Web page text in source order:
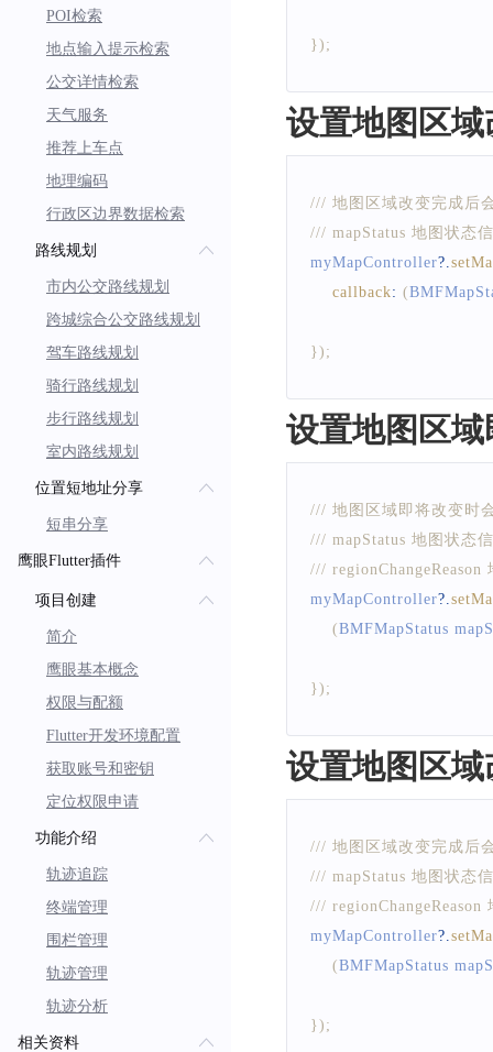
POI检索
地点输入提示检索
公交详情检索
天气服务
推荐上车点
地理编码
行政区边界数据检索
路线规划
市内公交路线规划
跨城综合公交路线规划
驾车路线规划
骑行路线规划
步行路线规划
室内路线规划
位置短地址分享
短串分享
鹰眼Flutter插件
项目创建
简介
鹰眼基本概念
权限与配额
Flutter开发环境配置
获取账号和密钥
定位权限申请
功能介绍
轨迹追踪
终端管理
围栏管理
轨迹管理
轨迹分析
相关资料
}) ;
设置地图区
/// 地图区域改变完成后
/// mapStatus 地图状态
myMapController?.
callback: (
}) ;
设置地图区
/// 地图区域即将改变时
/// mapStatus 地图状态
/// regionChangeReason
myMapController?.
(BMFMapStatus
}) ;
设置地图区
/// 地图区域改变完成后
/// mapStatus 地图状态
/// regionChangeReason
myMapController?.
(BMFMapStatus
}) ;